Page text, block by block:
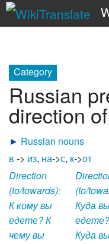
Category
Russian
direction
► Russian nouns
в -> из, на->с, к->от
Direction
(to/towards):
К кому вы
едете? К
чему вы
(to/
Куда
едете?
Куда